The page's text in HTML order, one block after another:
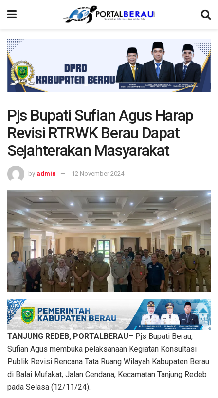
Pjs Bupati Sufian Agus Harap
Revisi RTRWK Berau Dapat
Sejahterakan Masyarakat
by admin 12 November 2024
TANJUNG REDEB, PORTALBERAU– Pjs Bupati Berau,
Sufian Agus membuka pelaksanaan Kegiatan Konsultasi
Publik Revisi Rencana Tata Ruang Wilayah Kabupaten Berau
di Balai Mufakat, Jalan Cendana, Kecamatan Tanjung Redeb
pada Selasa (12/11/24).